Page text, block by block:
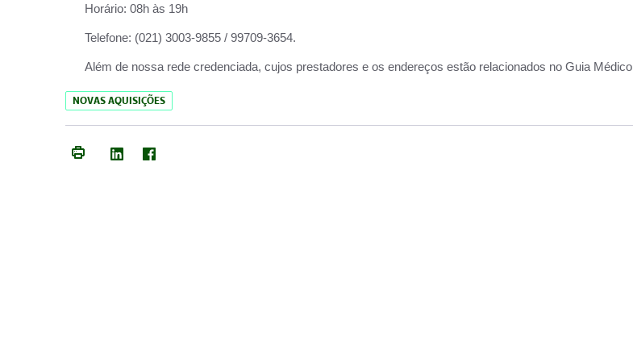
Horário: 08h às 19h
Telefone: (021) 3003-9855 / 99709-3654.
Além de nossa rede credenciada, cujos prestadores e os endereços estão relacionados no Guia Médico
NOVAS AQUISIÇÕES